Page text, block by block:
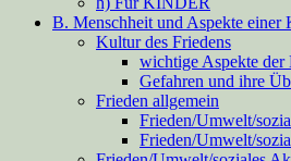
B. Menschheit und Aspekte einer
Kultur des Friedens
wichtige Aspekte der
Gefahren und ihre
Frieden allgemein
Frieden/Umwelt/
Frieden/Umwelt/